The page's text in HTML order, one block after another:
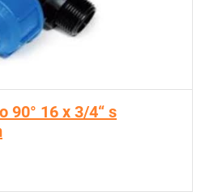
90° 16 x 3/4“ s